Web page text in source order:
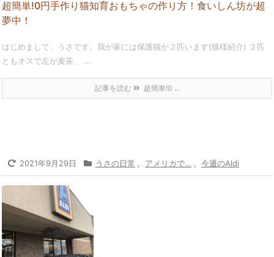
超簡単!0円手作り猫知育おもちゃの作り方！食いしん坊が超
夢中！
はじめまして、うさです。我が家には保護猫が２匹います(猫様紹介) ２匹
ともオスで左が麦茶、 ...
記事を読む 超簡単!0 ...
2021年9月29日 うさの日常 アメリカで… 今週のAldi